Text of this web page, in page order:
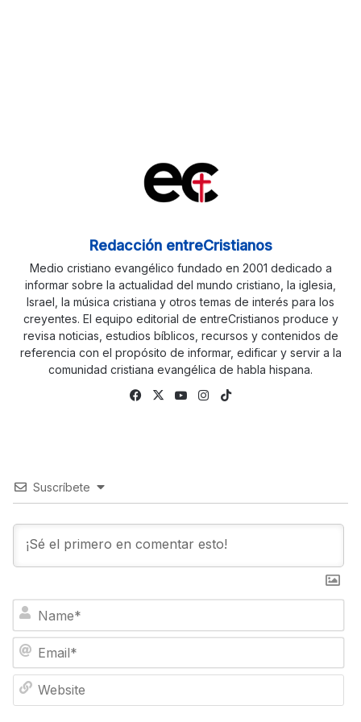
Redacción entreCristianos
Medio cristiano evangélico fundado en 2001 dedicado a
informar sobre la actualidad del mundo cristiano, la iglesia,
Israel, la música cristiana y otros temas de interés para los
creyentes. El equipo editorial de entreCristianos produce y
revisa noticias, estudios bíblicos, recursos y contenidos de
referencia con el propósito de informar, edificar y servir a la
comunidad cristiana evangélica de habla hispana.
Facebook
X YouTubeInstagram
Suscríbete
m
a
b